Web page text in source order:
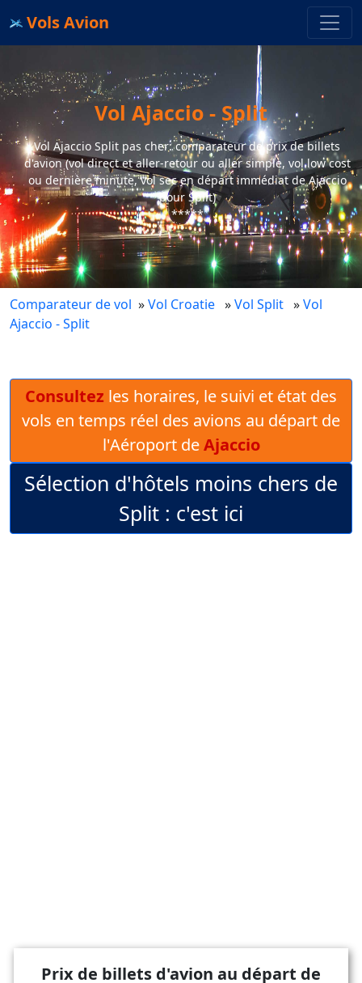
Vols Avion
Vol Ajaccio - Split
Vol Ajaccio Split pas cher: comparateur de prix de billets
d'avion (vol direct et aller-retour ou aller simple, vol low cost
ou dernière minute, vol sec en départ immédiat de Ajaccio
pour Split)
*****
Comparateur de vol »Vol Croatie »Vol Split »Vol
Ajaccio - Split
Consultez les horaires, le suivi et état des
vols en temps réel des avions au départ de
l'Aéroport deAjaccio
Sélection d'hôtels moins chers de
Split : c'est ici
Prix de billets d'avion au départ de